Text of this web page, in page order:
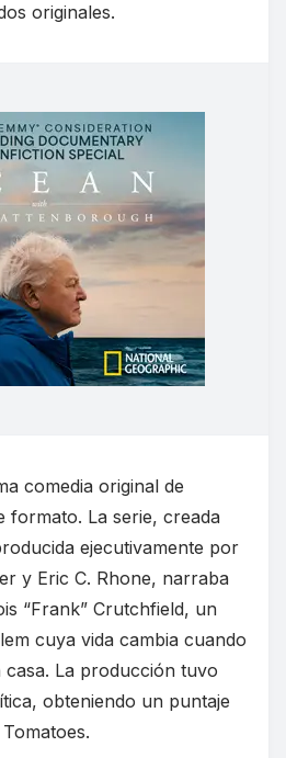
originales.
comedia original de
formato. La serie, creada
ejecutivamente por
y Eric C. Rhone, narraba
“Frank” Crutchfield, un
cuya vida cambia cuando
casa. La producción tuvo
obteniendo un puntaje